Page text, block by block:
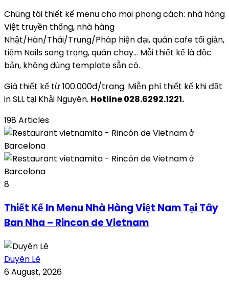
Chúng tôi thiết kế menu cho mọi phong cách: nhà hàng
Việt truyền thống, nhà hàng
Nhật/Hàn/Thái/Trung/Pháp hiện đại, quán cafe tối giản,
tiệm Nails sang trọng, quán chay… Mỗi thiết kế là độc
bản, không dùng template sẵn có.
Giá thiết kế từ 100.000đ/trang. Miễn phí thiết kế khi đặt
in SLL tại Khải Nguyên. Hotline 028.6292.1221.
198 Articles
8
Thiết Kế In Menu Nhà Hàng Việt Nam Tại Tây
Ban Nha – Rincon de Vietnam
Duyên Lê
6 August, 2026